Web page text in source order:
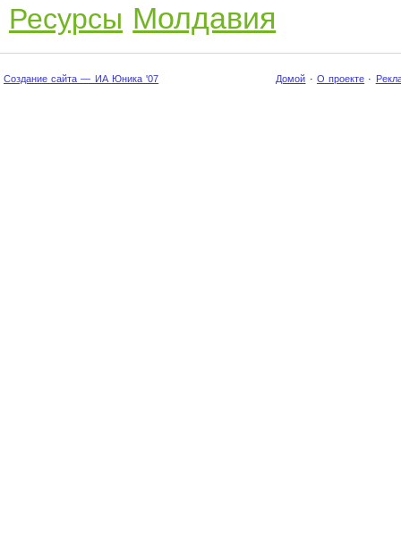
Ресурсы Молдавия
Создание сайта — ИА Юника '07 Домой · О проекте ·